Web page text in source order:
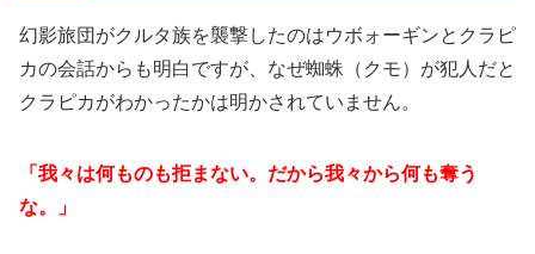
幻影旅団がクルタ族を襲撃したのはウボォーギンとクラピ
カの会話からも明白ですが、なぜ蜘蛛（クモ）が犯人だと
クラピカがわかったかは明かされていません。
「我々は何ものも拒まない。だから我々から何も奪う
な。」